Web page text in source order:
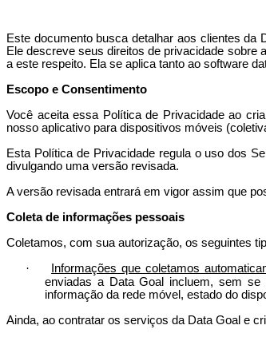
Este documento busca detalhar aos clientes da
Ele descreve seus direitos de privacidade sobre
a este respeito. Ela se aplica tanto ao software
Escopo e Consentimento
Você aceita essa Política de Privacidade ao
nosso aplicativo para dispositivos móveis
Esta Política de Privacidade regula o uso dos
divulgando uma versão revisada.
A versão revisada entrará em vigor assim que
Coleta de informações pessoais
Coletamos, com sua autorização, os seguintes
·
Informações que coletamos
enviadas a DataGoal
incluem, sem se
informação da rede móvel, estado do
Ainda, ao contratar os serviços da Data Goal e